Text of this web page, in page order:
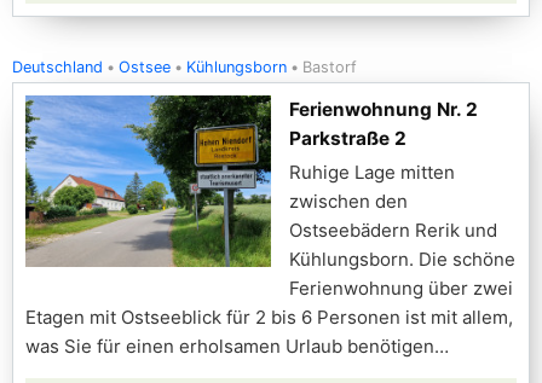
Deutschland Ostsee Kühlungsborn Bastorf
Ferienwohnung Nr. 2
Parkstraße 2
Ruhige Lage mitten
zwischen den
Ostseebädern Rerik und
Kühlungsborn. Die schöne
Ferienwohnung über zwei
Etagen mit Ostseeblick für 2 bis 6 Personen ist mit allem,
was Sie für einen erholsamen Urlaub benötigen